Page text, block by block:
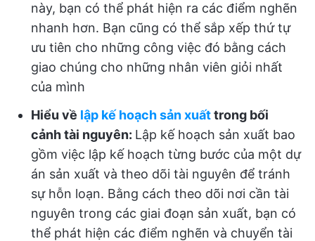
này, bạn có thể phát hiện ra các điểm nghẽn
nhanh hơn. Bạn cũng có thể sắp xếp thứ tự
ưu tiên cho những công việc đó bằng cách
giao chúng cho những nhân viên giỏi nhất
của mình
Hiểu về lập kế hoạch sản xuấttrong bối
cảnh tài nguyên: Lập kế hoạch sản xuất bao
gồm việc lập kế hoạch từng bước của một dự
án sản xuất và theo dõi tài nguyên để tránh
sự hỗn loạn. Bằng cách theo dõi nơi cần tài
nguyên trong các giai đoạn sản xuất, bạn có
thể phát hiện các điểm nghẽn và chuyển tài